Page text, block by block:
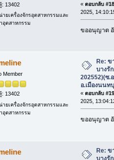
: 13402
ายเครื่องจักรอุตสาหกรรมและ
อุตสาหกรรม
« ตอบกลับ
2025,
ขออนุญาต
Member
: 13402
ายเครื่องจักรอุตสาหกรรมและ
อุตสาหกรรม
Re:
บางรั
202552)(ซ.
อ.เมืองนนท
« ตอบกลับ
2025,
ขออนุญาต
Re:
บางรั